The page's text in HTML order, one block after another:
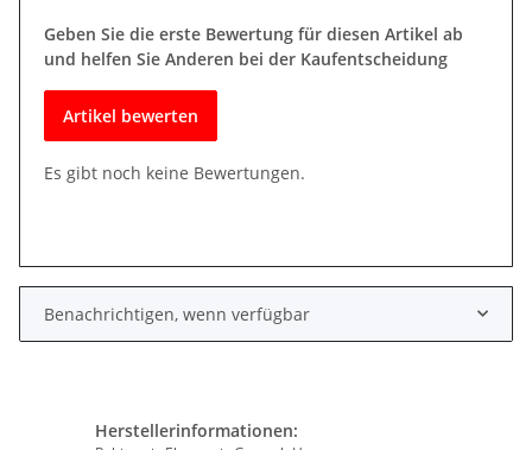
Geben Sie die erste Bewertung für diesen Artikel ab
und helfen Sie Anderen bei der Kaufentscheidung
Artikel bewerten
Es gibt noch keine Bewertungen.
Benachrichtigen, wenn verfügbar
Herstellerinformationen: